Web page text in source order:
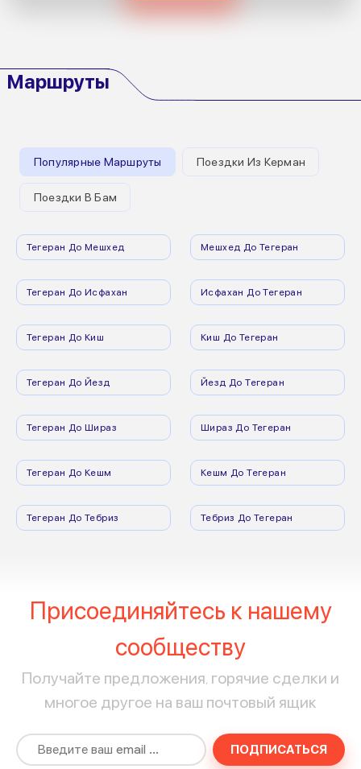
Маршруты
Популярные Маршруты Поездки Из Керман
Поездки В Бам
Тегеран До Мешхед Мешхед До Тегеран
Тегеран До Исфахан Исфахан До Тегеран
Тегеран До Киш Киш До Тегеран
Тегеран До Йезд Йезд До Тегеран
Тегеран До Шираз Шираз До Тегеран
Тегеран До Кешм Кешм До Тегеран
Тегеран До Тебриз Тебриз До Тегеран
Присоединяйтесь к нашему
сообществу
Получайте предложения, горячие сделки и
многое другое на ваш почтовый ящик
ПОДПИСАТЬСЯ